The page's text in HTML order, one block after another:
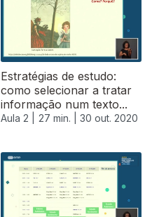
Estratégias de estudo:
como selecionar a tratar
informação num texto...
Aula 2 | 27 min. | 30 out. 2020